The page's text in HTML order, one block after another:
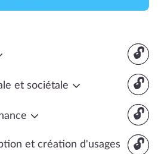
🔓
🔓
et sociétale
🔓
🔓
et création d'usages